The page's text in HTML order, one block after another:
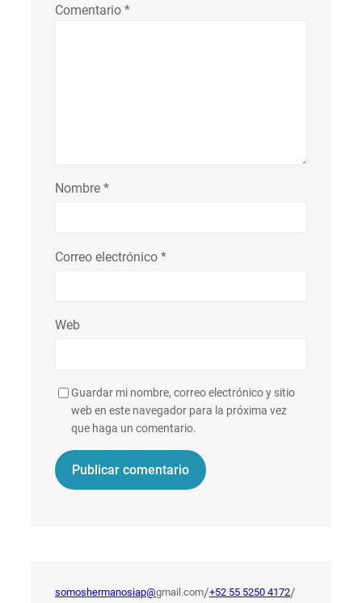
Comentario *
Nombre *
Correo electrónico *
Web
Guardar mi nombre, correo electrónico y sitio
web en este navegador para la próxima vez
que haga un comentario.
somoshermanosiap@gmail.com/+52 55 5250 4172/